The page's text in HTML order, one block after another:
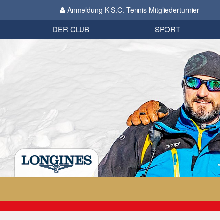
Anmeldung K.S.C. Tennis Mitgliederturnier
DER CLUB
Organisation
SPORT
Biathlon
Datenschutzverordnung 2018
Impressum